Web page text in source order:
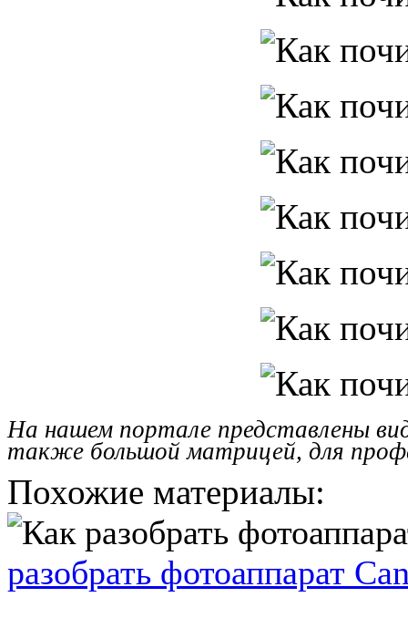
На нашем портале представлены
также большой матрицей, для
Похожие материалы:
разобрать фотоаппарат